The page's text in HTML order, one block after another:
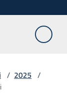
/ 2025 /